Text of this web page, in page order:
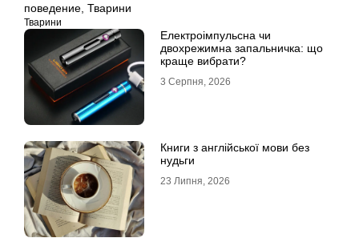
поведение Тварини
Тварини
Електроімпульсна чи
двохрежимна запальничка: що
краще вибрати?
3 Серпня, 2026
Книги з англійської мови без
нудьги
23 Липня, 2026